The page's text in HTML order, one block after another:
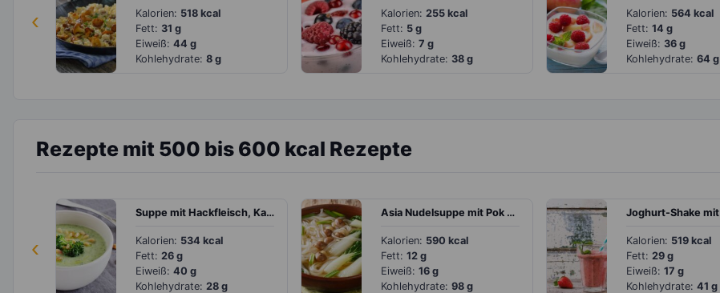
‹ Kalorien: 518 kcal
Fett: 31 g
Eiweiß: 44 g
Kohlehydrate: 8 g
Kalorien: 255 kcal
Fett: 5 g
Eiweiß: 7 g
Kohlehydrate: 38 g
Kalorien: 564 kcal
Fett: 14 g
Eiweiß: 36 g
Kohlehydrate: 64 g
Rezepte mit 500 bis 600 kcal Rezepte
‹
Suppe mit Hackfleisch, Kartoffeln, Brokkoli und Pinienkernen
Kalorien: 534 kcal
Fett: 26 g
Eiweiß: 40 g
Kohlehydrate: 28 g
Asia Nudelsuppe mit Pok Choi, Frühlingszwiebeln und Pilzen
Kalorien: 590 kcal
Fett: 12 g
Eiweiß: 16 g
Kohlehydrate: 98 g
Kalorien: 519 kcal
Fett: 29 g
Eiweiß: 17 g
Kohlehydrate: 41 g